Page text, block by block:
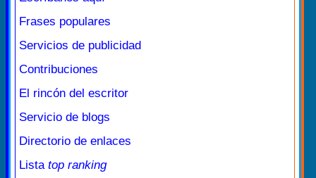
Frases populares
Servicios de publicidad
Contribuciones
El rincón del escritor
Servicio de blogs
Directorio de enlaces
Lista top ranking